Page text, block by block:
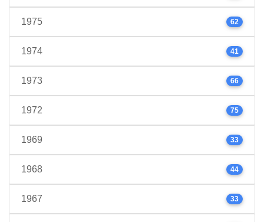
1975 62
1974 41
1973 66
1972 75
1969 33
1968 44
1967 33